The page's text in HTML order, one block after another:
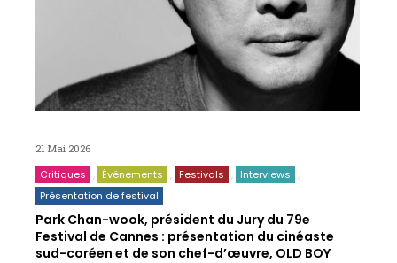
21 Mai 2026
Critiques Événements Festivals
Interviews
Présentation de festival
Park Chan-wook, président du Jury du 79e
Festival de Cannes : présentation du cinéaste
sud-coréen et de son chef-d’œuvre, OLD BOY